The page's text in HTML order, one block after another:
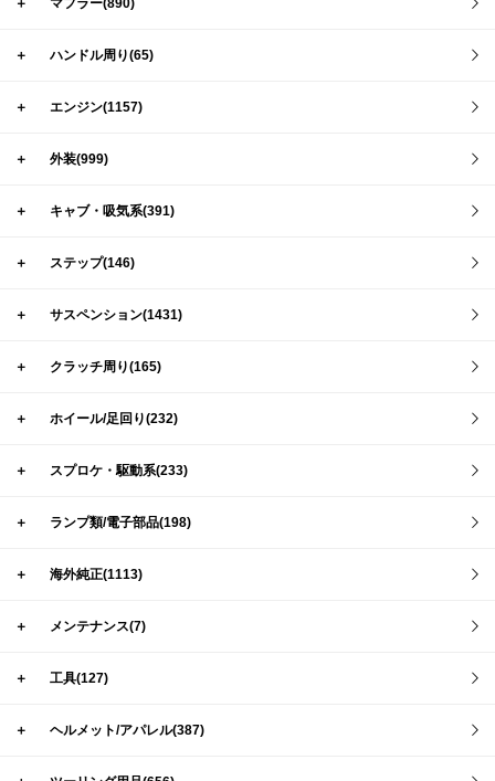
＋ マフラー(890)
＋ ハンドル周り(65)
＋ エンジン(1157)
＋ 外装(999)
＋ キャブ・吸気系(391)
＋ ステップ(146)
＋ サスペンション(1431)
＋ クラッチ周り(165)
＋ ホイール/足回り(232)
＋ スプロケ・駆動系(233)
＋ ランプ類/電子部品(198)
＋ 海外純正(1113)
＋ メンテナンス(7)
＋ 工具(127)
＋ ヘルメット/アパレル(387)